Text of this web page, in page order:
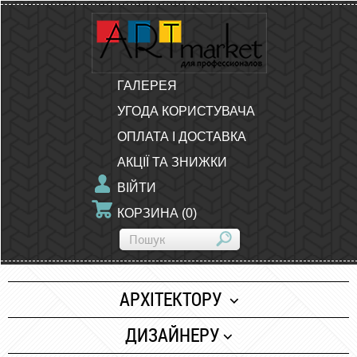
ГАЛЕРЕЯ
УГОДА КОРИСТУВАЧА
ОПЛАТА І ДОСТАВКА
АКЦІЇ ТА ЗНИЖКИ
ВІЙТИ
КОРЗИНА (0)
АРХІТЕКТОРУ
Папір
ДИЗАЙНЕРУ